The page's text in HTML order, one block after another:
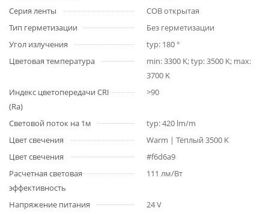
Серия ленты
COB открытая
Тип герметизации
Без герметизации
Угол излучения
typ: 180 °
Цветовая температура
min: 3300 K; typ: 3500 K; max:
3700 K
Индекс цветопередачи CRI
(Ra)
>90
Световой поток на 1м
typ: 420 lm/m
Цвет свечения
Warm | Тёплый 3500 K
Цвет свечения
#f6d6a9
Расчетная световая
эффективность
111 лм/Вт
Напряжение питания
24 V